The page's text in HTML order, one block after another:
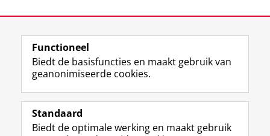
View this page in:English
Volg ons op
M
a
t
I
n
t
De UB voor medewerkers
Functioneel
Biedt de basisfuncties en maakt gebruik van
geanonimiseerde cookies.
Standaard
Biedt de optimale werking en maakt gebruik